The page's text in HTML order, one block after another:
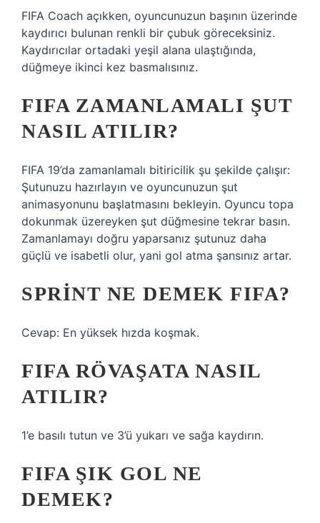
FIFA Coach açıkken, oyuncunuzun başının üzerinde
kaydırıcı bulunan renkli bir çubuk göreceksiniz.
Kaydırıcılar ortadaki yeşil alana ulaştığında,
düğmeye ikinci kez basmalısınız.
FIFA ZAMANLAMALI ŞUT
NASIL ATILIR?
FIFA 19’da zamanlamalı bitiricilik şu şekilde çalışır:
Şutunuzu hazırlayın ve oyuncunuzun şut
animasyonunu başlatmasını bekleyin. Oyuncu topa
dokunmak üzereyken şut düğmesine tekrar basın.
Zamanlamayı doğru yaparsanız şutunuz daha
güçlü ve isabetli olur, yani gol atma şansınız artar.
SPRINT NE DEMEK FIFA?
Cevap: En yüksek hızda koşmak.
FIFA RÖVAŞATA NASIL
ATILIR?
1’e basılı tutun ve 3’ü yukarı ve sağa kaydırın.
FIFA ŞIK GOL NE
DEMEK?